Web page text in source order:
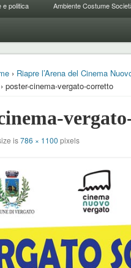
e politica Ambiente Costume
› Riapre l’Arena del Cinema
poster-cinema-vergato-corretto
is786 × 1100 pixels